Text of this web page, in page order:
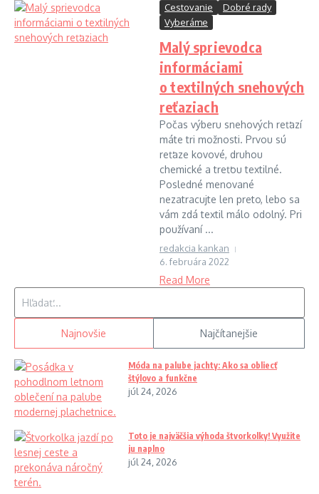
Cestovanie
Dobré rady
Vyberáme
Malý sprievodca
informáciami
o textilných snehových
reťaziach
Počas výberu snehových reťazí
máte tri možnosti. Prvou sú
reťaze kovové, druhou
chemické a treťou textilné.
Posledné menované
nezatracujte len preto, lebo sa
vám zdá textil málo odolný. Pri
používaní ...
redakcia kankan
6. februára 2022
Read More
Najnovšie Najčítanejšie
Móda na palube jachty: Ako sa obliecť
štýlovo a funkčne
júl 24, 2026
Toto je najväčšia výhoda štvorkolky! Využite
ju naplno
júl 24, 2026